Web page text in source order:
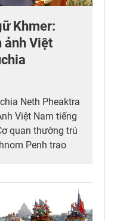
Khmer:
ảnh Việt
Neth Pheaktra
Việt Nam tiếng
quan thường trú
Penh trao